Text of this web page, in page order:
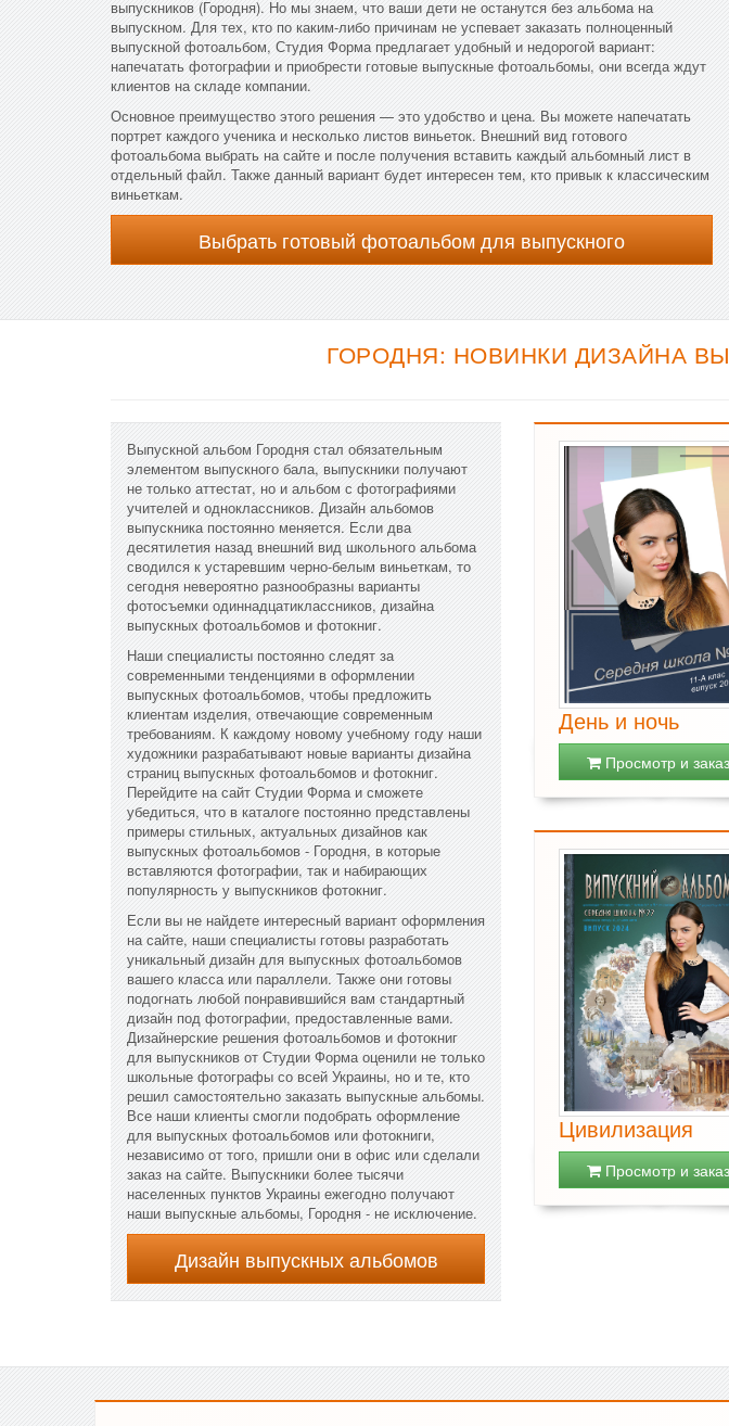
выпускников (Городня). Но мы знаем, что ваши дети не останутся без альбома на
выпускном. Для тех, кто по каким-либо причинам не успевает заказать полноценный
выпускной фотоальбом, Студия Форма предлагает удобный и недорогой вариант:
напечатать фотографии и приобрести готовые выпускные фотоальбомы, они всегда ждут
клиентов на складе компании.
Основное преимущество этого решения — это удобство и цена. Вы можете напечатать
портрет каждого ученика и несколько листов виньеток. Внешний вид готового
фотоальбома выбрать на сайте и после получения вставить каждый альбомный лист в
отдельный файл. Также данный вариант будет интересен тем, кто привык к классическим
виньеткам.
Выбрать готовый фотоальбом для выпускного
ГОРОДНЯ: НОВИНКИ ДИЗАЙНА
Выпускной альбом Городня стал обязательным
элементом выпускного бала, выпускники получают
не только аттестат, но и альбом с фотографиями
учителей и одноклассников. Дизайн альбомов
выпускника постоянно меняется. Если два
десятилетия назад внешний вид школьного альбома
сводился к устаревшим черно-белым виньеткам, то
сегодня невероятно разнообразны варианты
фотосъемки одиннадцатиклассников, дизайна
выпускных фотоальбомов и фотокниг.
Наши специалисты постоянно следят за
современными тенденциями в оформлении
выпускных фотоальбомов, чтобы предложить
клиентам изделия, отвечающие современным
требованиям. К каждому новому учебному году наши
художники разрабатывают новые варианты дизайна
страниц выпускных фотоальбомов и фотокниг.
Перейдите на сайт Студии Форма и сможете
убедиться, что в каталоге постоянно представлены
примеры стильных, актуальных дизайнов как
выпускных фотоальбомов - Городня, в которые
вставляются фотографии, так и набирающих
популярность у выпускников фотокниг.
Если вы не найдете интересный вариант оформления
на сайте, наши специалисты готовы разработать
уникальный дизайн для выпускных фотоальбомов
вашего класса или параллели. Также они готовы
подогнать любой понравившийся вам стандартный
дизайн под фотографии, предоставленные вами.
Дизайнерские решения фотоальбомов и фотокниг
для выпускников от Студии Форма оценили не только
школьные фотографы со всей Украины, но и те, кто
решил самостоятельно заказать выпускные альбомы.
Все наши клиенты смогли подобрать оформление
для выпускных фотоальбомов или фотокниги,
независимо от того, пришли они в офис или сделали
заказ на сайте. Выпускники более тысячи
населенных пунктов Украины ежегодно получают
наши выпускные альбомы, Городня - не исключение.
Дизайн выпускных альбомов
День и ночь
Просмотр и заказ
Цивилизация
Просмотр и заказ